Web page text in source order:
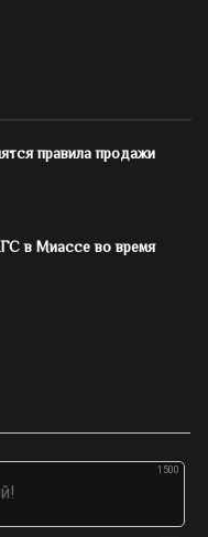
правила продажи
в Миассе во время
1500